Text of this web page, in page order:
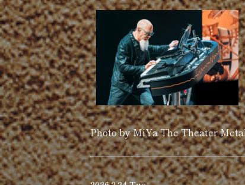
Photo by MiYa The Theater